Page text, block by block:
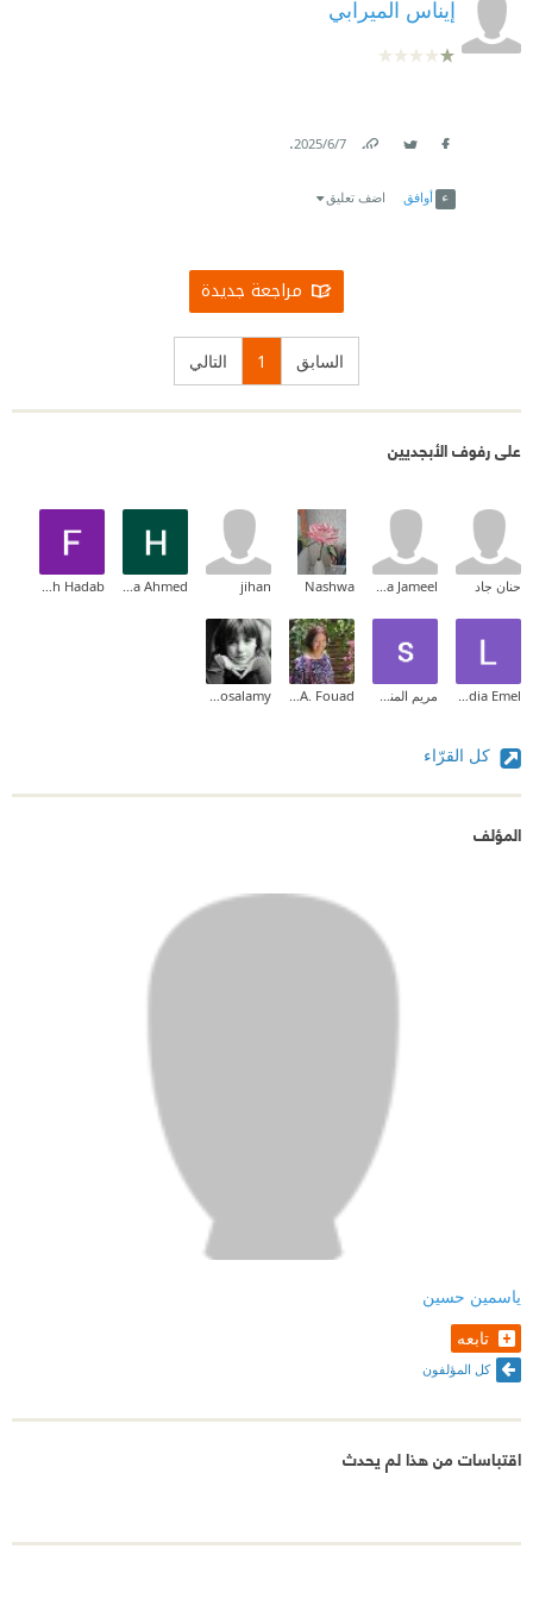
إيناس الميرابي
7‏/6‏/2025
.
أوافق اضف تعليق
مراجعة جديدة
السابق 1 التالي
على رفوف الأبجديين
حنان جاد Sara Jameel
Nashwa
jihan
Hala Ahmed
Fatimah Hadab
Ledia Emel مريم المنسي Nourhan A. Fouad
Mona Elmosalamy
كل القرّاء
المؤلف
ياسمين حسين
تابعه
كل المؤلفون
اقتباسات من هذا لم يحدث